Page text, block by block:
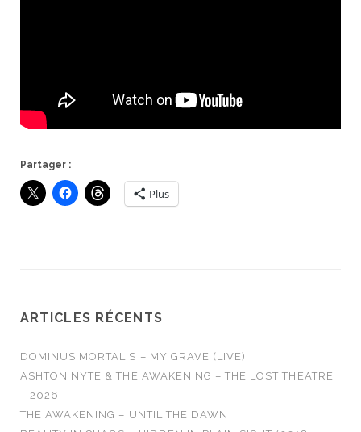
Partager :
Plus
ARTICLES RÉCENTS
DOMINUS MORTALIS – MY GRAVE (LIVE)
ASHTON NYTE & THE AWAKENING – THE LOST THEATRE
– 2026
THE AWAKENING – UNTIL THE DAWN